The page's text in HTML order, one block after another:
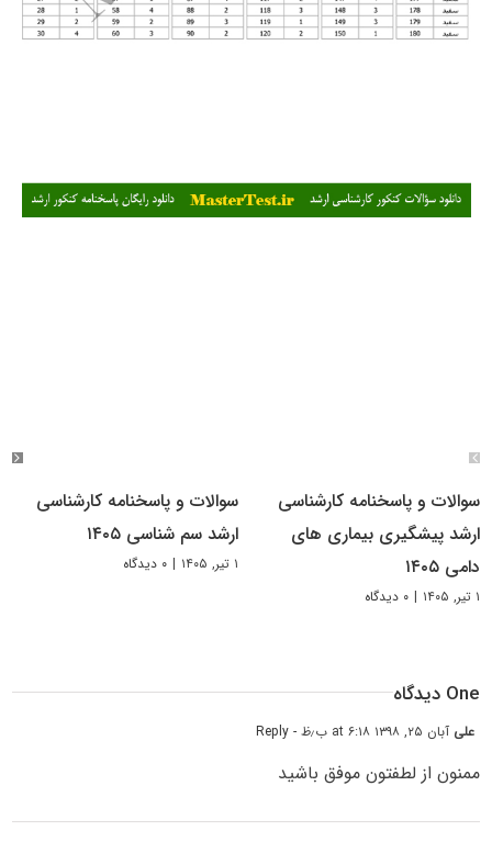
سوالات و پاسخنامه کارشناسی
ارشد پیشگیری بیماری های
دامی ۱۴۰۵
۱ تیر, ۱۴۰۵ | ۰ دیدگاه
سوالات و پاسخنامه کارشناسی
ارشد سم شناسی ۱۴۰۵
۱ تیر, ۱۴۰۵ | ۰ دیدگاه
One دیدگاه
علی آبان ۲۵, ۱۳۹۸ at ۶:۱۸ ب٫ظ - Reply
ممنون از لطفتون موفق باشید